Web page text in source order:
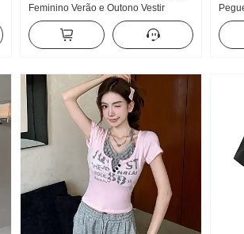
Feminino Verão e Outono Vestir
Pegue Conjunto Modelo fino Cardigã
Colete de suspensórios Top Conjunto
de duas peças